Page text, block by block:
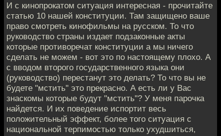
И с кинопрокатом ситуация интересная - прочитайте
статью 10 нашей конституции. Там защищено ваше
право смотреть кинофильмы на русском. То что
руководство страны издает подзаконные акты
которые противоречат конституции а мы ничего
сделать не можем - вот это по настоящему плохо. А
с вводом второго государственного языка они
(руководство) перестанут это делать? То что вы не
будете "мстить" это прекрасно. А есть ли у Вас
знаскомы которые будут "мстить"? У меня парочка
найдется. И их поведение испортит весь
положительный эффект, более того ситуация с
национальной терпимостью только ухудшиться,